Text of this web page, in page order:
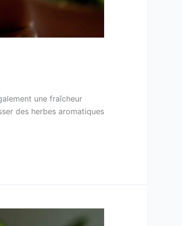
une fraîcheur
des herbes aromatiques